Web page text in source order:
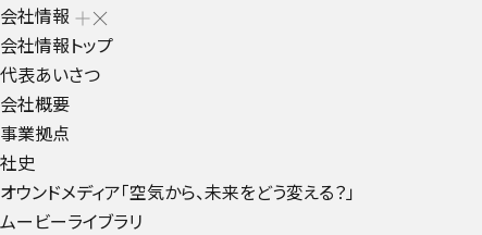
会社情報
会社情報トップ
代表あいさつ
会社概要
事業拠点
社史
オウンドメディア「空気から、未来をどう変える？」
ムービーライブラリ